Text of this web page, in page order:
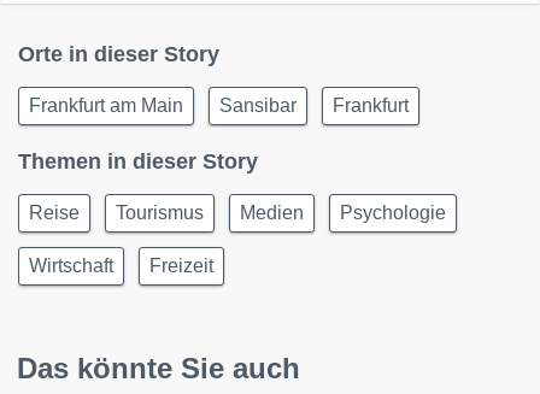
Orte in dieser Story
Frankfurt am Main Sansibar Frankfurt
Themen in dieser Story
Reise Tourismus Medien Psychologie
Wirtschaft Freizeit
Das könnte Sie auch